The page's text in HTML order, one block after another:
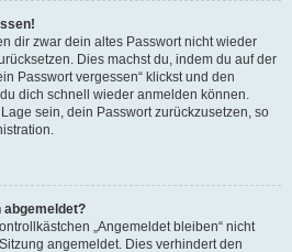
dir zwar dein altes Passwort nicht wieder
Dies machst du, indem du auf der
Passwort vergessen“ klickst und den
dich schnell wieder anmelden können.
sein, dein Passwort zurückzusetzen, so
abgemeldet?
„Angemeldet bleiben“ nicht
angemeldet. Dies verhindert den